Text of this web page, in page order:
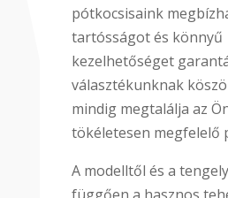
pótkocsisaink
tartósságot és könnyű
kezelhetőséget
választékunknak
mindig megtalálja az
tökéletesen megfelelő
A modelltől és a